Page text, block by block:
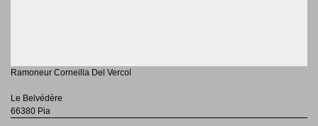
Ramoneur Corneilla Del Vercol
Le Belvédère
66380 Pia